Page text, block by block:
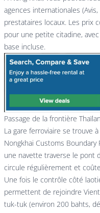
agences internationales
prestataires locaux. Les prix
pour une petite citadine,
base incluse.
Passage de la frontière
La gare ferroviaire se trouve
Nongkhai Customs Boundary
une navette traverse le pont
circule régulièrement et
Une fois le contrôle côté
permettent de rejoindre
tuk-tuk (environ 200 bahts,